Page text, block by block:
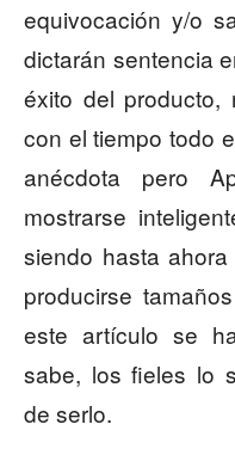
equivocación y/o
dictarán sentencia
éxito del
con el tiempo todo
anécdota pero
mostrarse
siendo hasta
producirse
este artículo se
sabe, los fieles lo
de serlo.